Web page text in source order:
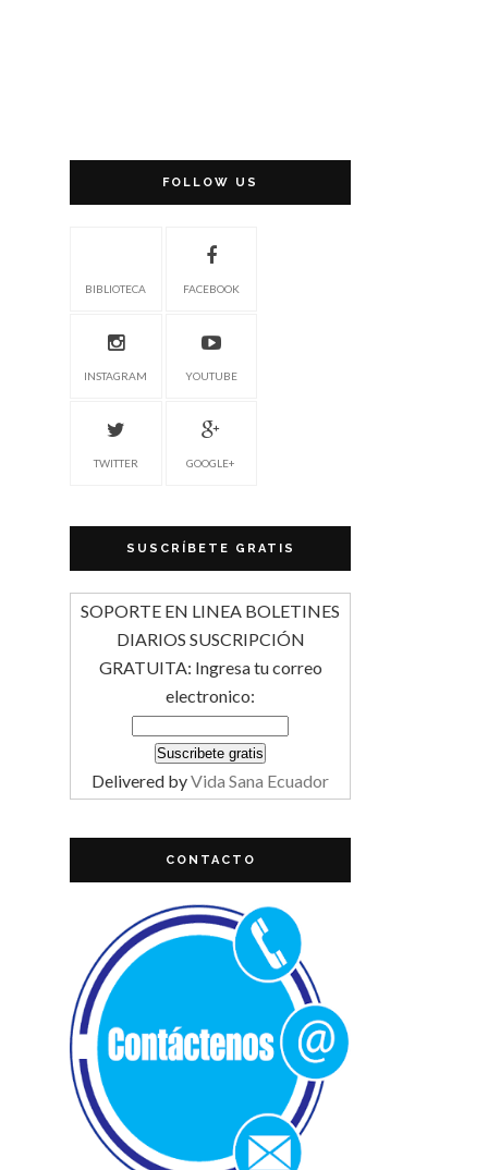
FOLLOW US
BIBLIOTECA FACEBOOK
INSTAGRAM YOUTUBE
TWITTER GOOGLE+
SUSCRÍBETE GRATIS
SOPORTE EN LINEA BOLETINES
DIARIOS SUSCRIPCIÓN
GRATUITA: Ingresa tu correo
electronico:
Delivered byVida Sana Ecuador
CONTACTO